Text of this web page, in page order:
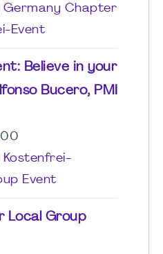
Germany Chapter
Event
Believe in your
Bucero, PMI
Kostenfrei-
Event
Local Group